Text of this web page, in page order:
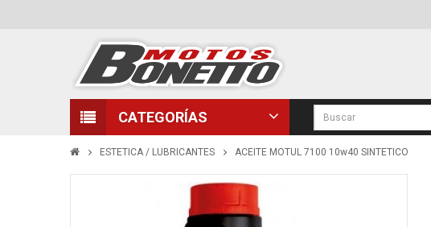
CATEGORÍAS
ESTETICA / LUBRICANTES ACEITE MOTUL 7100 10w40 SINTETICO